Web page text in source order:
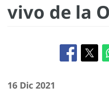
vivo de la
16 Dic 2021